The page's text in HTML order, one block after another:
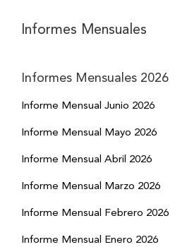
Informes Mensuales
Informes Mensuales 2026
Informe Mensual Junio 2026
Informe Mensual Mayo 2026
Informe Mensual Abril 2026
Informe Mensual Marzo 2026
Informe Mensual Febrero 2026
Informe Mensual Enero 2026